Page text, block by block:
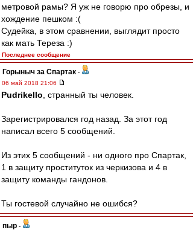
метровой рамы? Я уж не говорю про обрезы, и
хождение пешком :(
Судейка, в этом сравнении, выглядит просто
как мать Тереза :)
Последнее сообщение
Горыныч за Спартак -
06 май 2018 21:06
Pudrikello , странный ты человек.
Зарегистрировался год назад. За этот год
написал всего 5 сообщений.
Из этих 5 сообщений - ни одного про Спартак,
1 в защиту проституток из черкизова и 4 в
защиту команды гандонов.
Ты гостевой случайно не ошибся?
пыр -